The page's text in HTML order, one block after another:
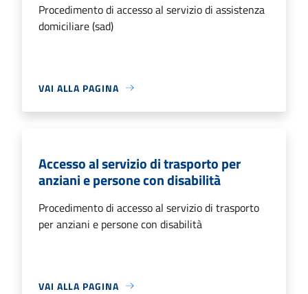
Procedimento di accesso al servizio di assistenza
domiciliare (sad)
VAI ALLA PAGINA
Accesso al servizio di trasporto per
anziani e persone con disabilità
Procedimento di accesso al servizio di trasporto
per anziani e persone con disabilità
VAI ALLA PAGINA